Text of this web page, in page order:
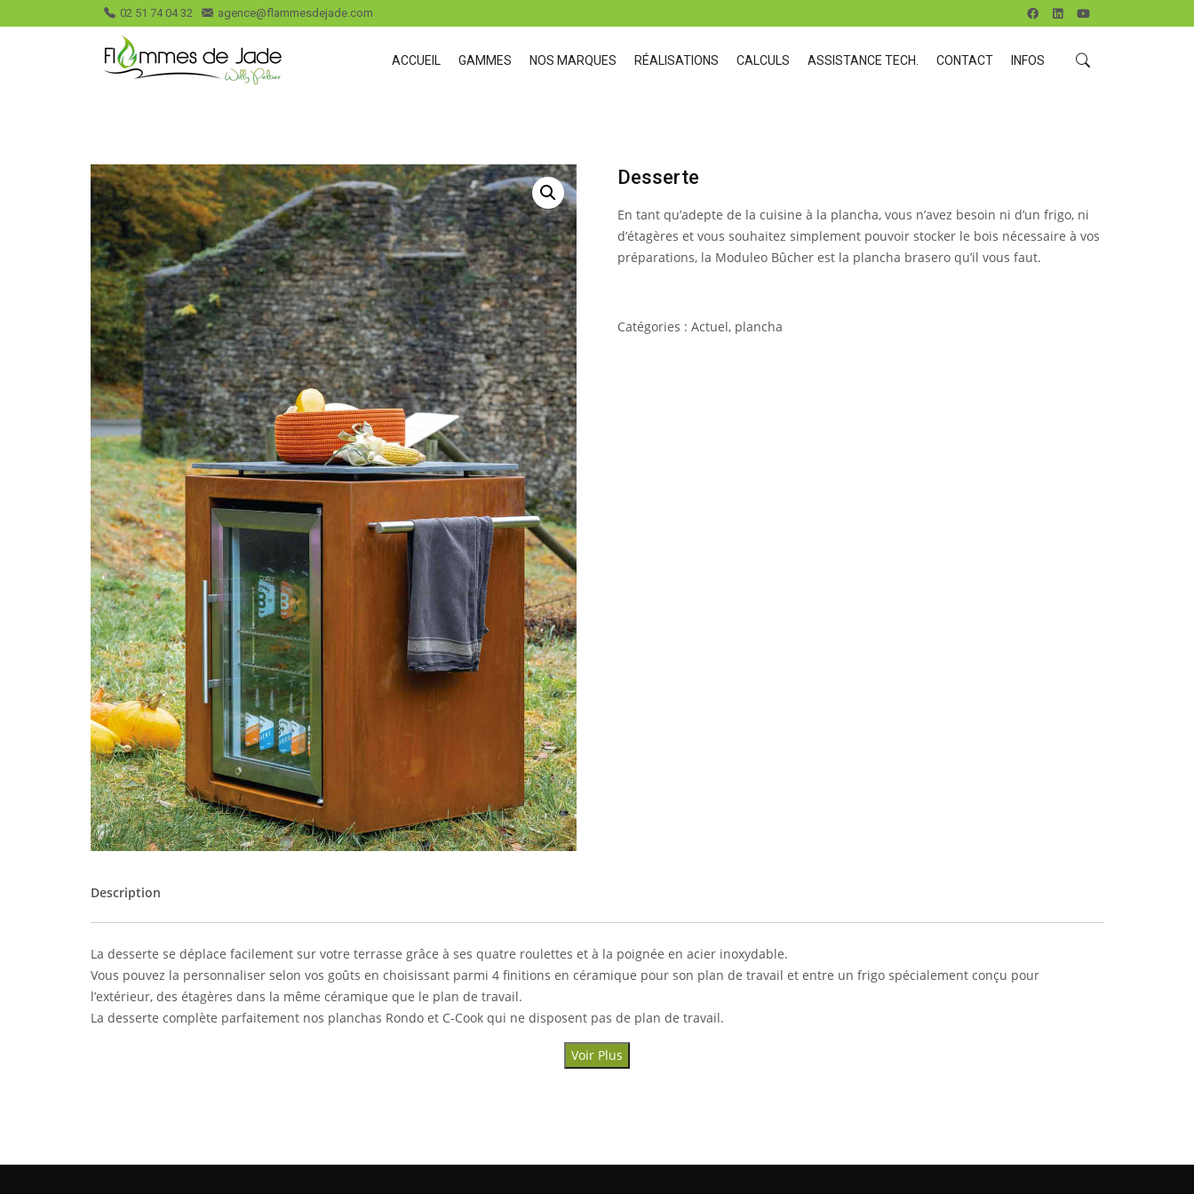
02 51 74 04 32 agence@flammesdejade.com
ACCUEIL GAMMES NOS MARQUES RÉALISATIONS CALCULS ASSISTANCE TECH. CONTACT INFOS
Desserte
En tant qu’adepte de la cuisine à la plancha, vous n’avez besoin ni d’un frigo, ni
d’étagères et vous souhaitez simplement pouvoir stocker le bois nécessaire à vos
préparations, la Moduleo Bûcher est la plancha brasero qu’il vous faut.
Catégories : Actuel, plancha
Description
La desserte se déplace facilement sur votre terrasse grâce à ses quatre roulettes et à la poignée en acier inoxydable.
Vous pouvez la personnaliser selon vos goûts en choisissant parmi 4 finitions en céramique pour son plan de travail et entre un frigo spécialement conçu pour
l’extérieur, des étagères dans la même céramique que le plan de travail.
La desserte complète parfaitement nos planchas Rondo et C-Cook qui ne disposent pas de plan de travail.
Voir Plus